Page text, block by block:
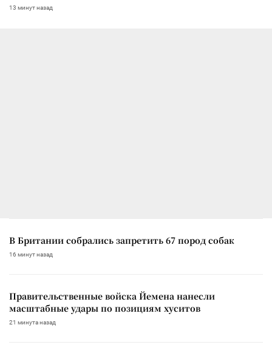
13 минут назад
В Британии собрались запретить 67 пород собак
16 минут назад
Правительственные войска Йемена нанесли
масштабные удары по позициям хуситов
21 минута назад